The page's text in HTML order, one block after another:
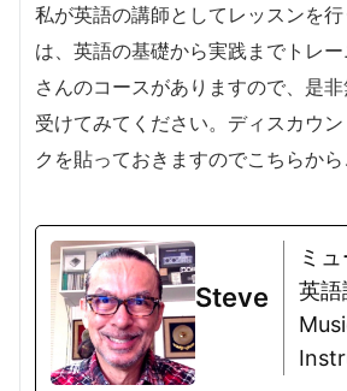
私が英語の講師としてレッスンを
は、英語の基礎から実践までトレー
さんのコースがありますので、是
受けてみてください。ディスカウ
クを貼っておきますのでこちらから
Steve
ミ
英